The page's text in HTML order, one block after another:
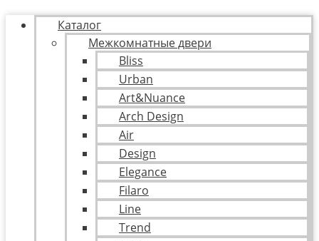
Каталог
Межкомнатные двери
Bliss
Urban
Art&Nuance
Arch Design
Air
Design
Elegance
Filaro
Line
Trend